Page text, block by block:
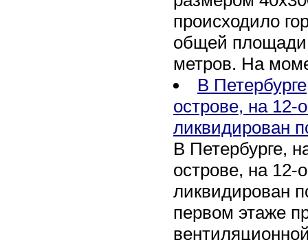
происходило
общей площади
метров. На
В
острове, на 12-
ликвидирован
В Петербурге,
острове, на 12-
ликвидирован
первом этаже